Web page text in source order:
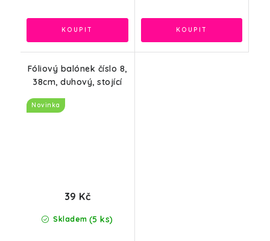
Fóliový balónek číslo 8,
38cm, duhový, stojící
Novinka
Skladem (5 ks)
39 Kč